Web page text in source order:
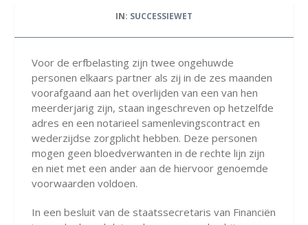
IN: SUCCESSIEWET
Voor de erfbelasting zijn twee ongehuwde
personen elkaars partner als zij in de zes maanden
voorafgaand aan het overlijden van een van hen
meerderjarig zijn, staan ingeschreven op hetzelfde
adres en een notarieel samenlevingscontract en
wederzijdse zorgplicht hebben. Deze personen
mogen geen bloedverwanten in de rechte lijn zijn
en niet met een ander aan de hiervoor genoemde
voorwaarden voldoen.
In een besluit van de staatssecretaris van Financiën